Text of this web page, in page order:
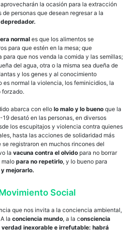
la ocasión para la extracción
personas que desean regresar a la
normales que los alimentos se
para que estén en la mesa; que
para que nos venda la comida y las semillas;
del agua, otra o la misma sea dueña de
y los genes y al conocimiento
es normal la violencia, los feminicidios, la
forzado.
abarca con ellolo malo y lo bueno que la
desató en las personas, en diversos
los escupitajos y violencia contra quienes
hasta las acciones de solidaridad más
registraron en muchos rincones del
la vacuna contra el olvido para no borrar
para no repetirlo, y lo bueno para
mejorarlo.
Social
que nos invita a la conciencia ambiental,
la conciencia mundo, a la consciencia
verdad inexorable e irrefutable: habrá